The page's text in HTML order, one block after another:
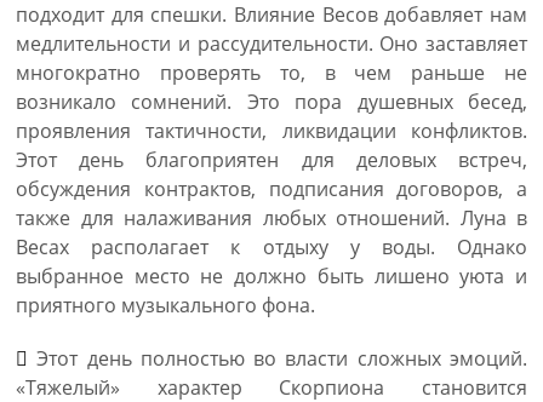
подходит для спешки. Влияние Весов добавляет нам
медлительности и рассудительности. Оно заставляет
многократно проверять то, в чем раньше не
возникало сомнений. Это пора душевных бесед,
проявления тактичности, ликвидации конфликтов.
Этот день благоприятен для деловых встреч,
обсуждения контрактов, подписания договоров, а
также для налаживания любых отношений. Луна в
Весах располагает к отдыху у воды. Однако
выбранное место не должно быть лишено уюта и
приятного музыкального фона.
Этот день полностью во власти сложных эмоций.
«Тяжелый» характер Скорпиона становится